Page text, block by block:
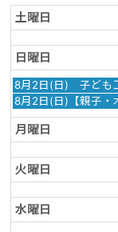
土曜日
日曜日
日
曜
日,
8
月
2026
8月2日(日) 子ども
日
日,
8
月
2nd
2026
8月2日(日)【親子・
月曜日
火曜日
水曜日